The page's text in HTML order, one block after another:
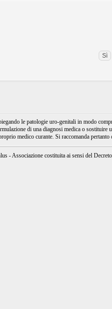
le patologie uro-genitali in modo
di una diagnosi medica o
medico curante. Si raccomanda
- Associazione costituita ai sensi del